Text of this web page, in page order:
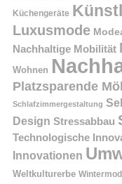
Küchengeräte
Luxusmode
Nachhaltige Mobilität
Wohnen
Platzsparende
Schlafzimmergestaltung
Design Stressabbau
Technologische
Innovationen
Weltkulturerbe